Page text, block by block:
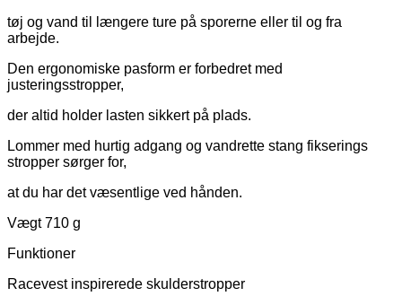
tøj og vand til længere ture på sporerne eller til og fra
arbejde.
Den ergonomiske pasform er forbedret med
justeringsstropper,
der altid holder lasten sikkert på plads.
Lommer med hurtig adgang og vandrette stang fikserings
stropper sørger for,
at du har det væsentlige ved hånden.
Vægt 710 g
Funktioner
Racevest inspirerede skulderstropper